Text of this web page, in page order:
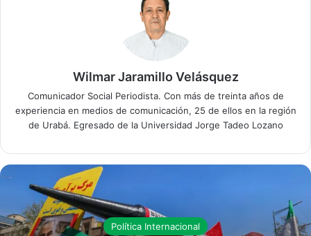
Wilmar Jaramillo Velásquez
Comunicador Social Periodista. Con más de treinta años de
experiencia en medios de comunicación, 25 de ellos en la región
de Urabá. Egresado de la Universidad Jorge Tadeo Lozano
Política Internacional